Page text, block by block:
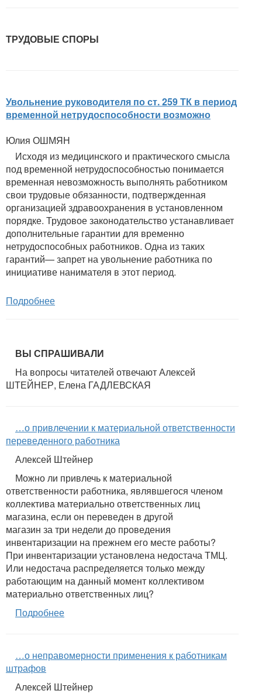
ТРУДОВЫЕ СПОРЫ
Увольнение руководителя по ст. 259 ТК в период
временной нетрудоспособности возможно
Юлия ОШМЯН
Исходя из медицинского и практического смысла
под временной нетрудоспособностью понимается
временная невозможность выполнять работником
свои трудовые обязанности, подтвержденная
организацией здравоохранения в установленном
порядке. Трудовое законодательство устанавливает
дополнительные гарантии для временно
нетрудоспособных работников. Одна из таких
гарантий— запрет на увольнение работника по
инициативе нанимателя в этот период.
Подробнее
ВЫ СПРАШИВАЛИ
На вопросы читателей отвечают Алексей
ШТЕЙНЕР, Елена ГАДЛЕВСКАЯ
…о привлечении к материальной ответственности
переведенного работника
Алексей Штейнер
Можно ли привлечь к материальной
ответственности работника, являвшегося членом
коллектива материально ответственных лиц
магазина, если он переведен в другой
магазин за три недели до проведения
инвентаризации на прежнем его месте работы?
При инвентаризации установлена недостача ТМЦ.
Или недостача распределяется только между
работающим на данный момент коллективом
материально ответственных лиц?
Подробнее
…о неправомерности применения к работникам
штрафов
Алексей Штейнер